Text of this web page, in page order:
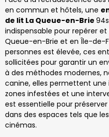
en commun et hôtels, une
de lit La Queue-en-Brie
indispensable pour repérer
Queue-en-Brie et en Île-de-
personnes est élevée, ces
sollicitées pour garantir un
à des méthodes modernes,
canine, elles permettent
zones infestées et une
est essentielle pour
dans des espaces tels que les
cinémas.